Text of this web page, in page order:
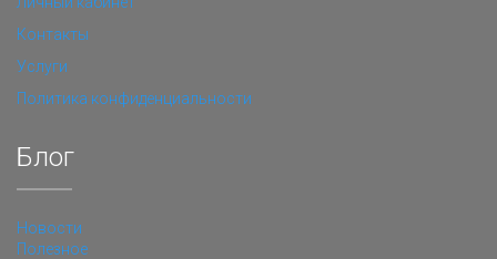
Контакты
Услуги
Политика конфиденциальности
Блог
Новости
Полезное